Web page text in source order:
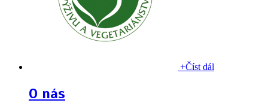
+Číst dál
O nás